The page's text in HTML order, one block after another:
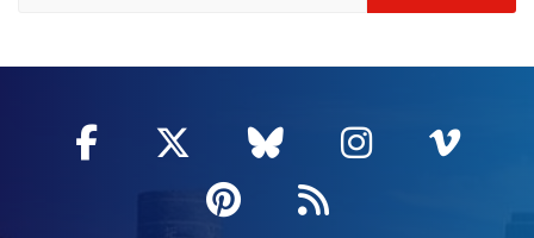
Facebook
, Ouvre une nouvelle fenêtre
Twitter
, Ouvre une nouvelle
Bluesky
, Ouvre une
Instagram
, Ouvre
,
Pinterest
, Ouvre une
Flux RSS